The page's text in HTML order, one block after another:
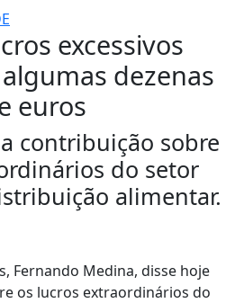
excessivos
dezenas
euros
contribuição sobre
do setor
alimentar.
Fernando Medina, disse hoje
os lucros extraordinários do